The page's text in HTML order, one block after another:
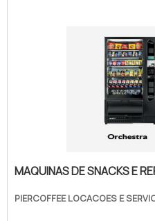
MAQUINAS DE SNACKS E
PIERCOFFEE LOCACOES E